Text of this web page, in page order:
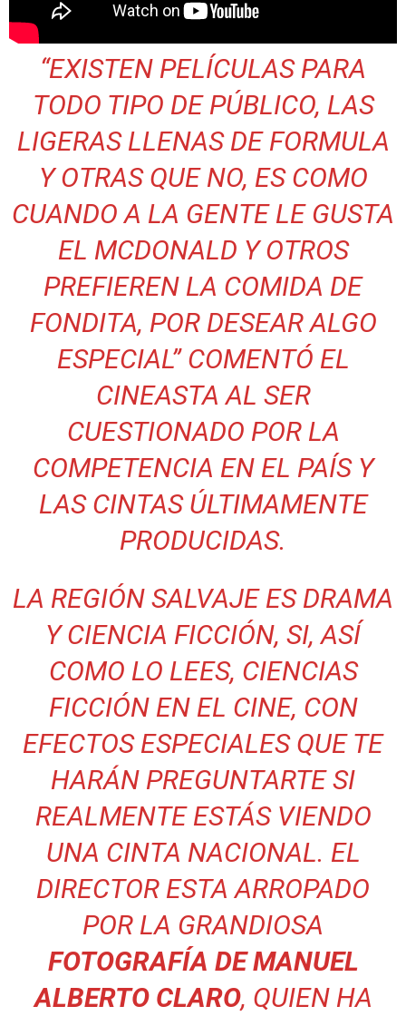
“EXISTEN PELÍCULAS PARA
TODO TIPO DE PÚBLICO, LAS
LIGERAS LLENAS DE FORMULA
Y OTRAS QUE NO, ES COMO
CUANDO A LA GENTE LE GUSTA
EL MCDONALD Y OTROS
PREFIEREN LA COMIDA DE
FONDITA, POR DESEAR ALGO
ESPECIAL” COMENTÓ EL
CINEASTA AL SER
CUESTIONADO POR LA
COMPETENCIA EN EL PAÍS Y
LAS CINTAS ÚLTIMAMENTE
PRODUCIDAS.
LA REGIÓN SALVAJE ES DRAMA
Y CIENCIA FICCIÓN, SI, ASÍ
COMO LO LEES, CIENCIAS
FICCIÓN EN EL CINE, CON
EFECTOS ESPECIALES QUE TE
HARÁN PREGUNTARTE SI
REALMENTE ESTÁS VIENDO
UNA CINTA NACIONAL. EL
DIRECTOR ESTA ARROPADO
POR LA GRANDIOSA
FOTOGRAFÍA DE MANUEL
ALBERTO CLARO, QUIEN HA